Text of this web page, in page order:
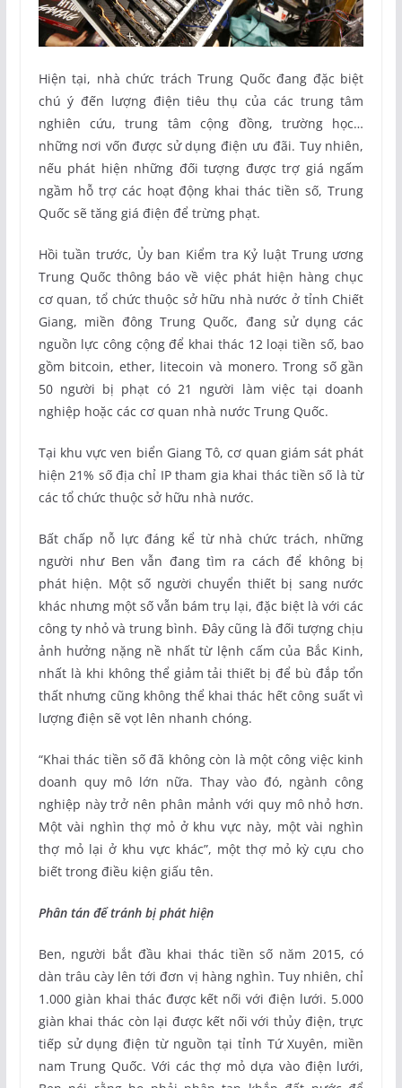
Hiện tại, nhà chức trách Trung Quốc đang đặc biệt
chú ý đến lượng điện tiêu thụ của các trung tâm
nghiên cứu, trung tâm cộng đồng, trường học…
những nơi vốn được sử dụng điện ưu đãi. Tuy nhiên,
nếu phát hiện những đối tượng được trợ giá ngấm
ngầm hỗ trợ các hoạt động khai thác tiền số, Trung
Quốc sẽ tăng giá điện để trừng phạt.
Hồi tuần trước, Ủy ban Kiểm tra Kỷ luật Trung ương
Trung Quốc thông báo về việc phát hiện hàng chục
cơ quan, tổ chức thuộc sở hữu nhà nước ở tỉnh Chiết
Giang, miền đông Trung Quốc, đang sử dụng các
nguồn lực công cộng để khai thác 12 loại tiền số, bao
gồm bitcoin, ether, litecoin và monero. Trong số gần
50 người bị phạt có 21 người làm việc tại doanh
nghiệp hoặc các cơ quan nhà nước Trung Quốc.
Tại khu vực ven biển Giang Tô, cơ quan giám sát phát
hiện 21% số địa chỉ IP tham gia khai thác tiền số là từ
các tổ chức thuộc sở hữu nhà nước.
Bất chấp nỗ lực đáng kể từ nhà chức trách, những
người như Ben vẫn đang tìm ra cách để không bị
phát hiện. Một số người chuyển thiết bị sang nước
khác nhưng một số vẫn bám trụ lại, đặc biệt là với các
công ty nhỏ và trung bình. Đây cũng là đối tượng chịu
ảnh hưởng nặng nề nhất từ lệnh cấm của Bắc Kinh,
nhất là khi không thể giảm tải thiết bị để bù đắp tổn
thất nhưng cũng không thể khai thác hết công suất vì
lượng điện sẽ vọt lên nhanh chóng.
“Khai thác tiền số đã không còn là một công việc kinh
doanh quy mô lớn nữa. Thay vào đó, ngành công
nghiệp này trở nên phân mảnh với quy mô nhỏ hơn.
Một vài nghìn thợ mỏ ở khu vực này, một vài nghìn
thợ mỏ lại ở khu vực khác”, một thợ mỏ kỳ cựu cho
biết trong điều kiện giấu tên.
Phân tán để tránh bị phát hiện
Ben, người bắt đầu khai thác tiền số năm 2015, có
dàn trâu cày lên tới đơn vị hàng nghìn. Tuy nhiên, chỉ
1.000 giàn khai thác được kết nối với điện lưới. 5.000
giàn khai thác còn lại được kết nối với thủy điện, trực
tiếp sử dụng điện từ nguồn tại tỉnh Tứ Xuyên, miền
nam Trung Quốc. Với các thợ mỏ dựa vào điện lưới,